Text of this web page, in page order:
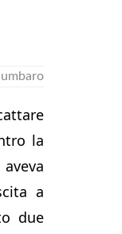
la
a
due